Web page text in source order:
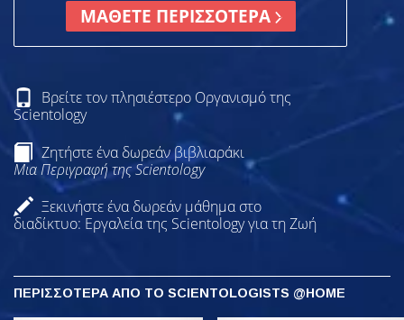
ΜΑΘΕΤΕ ΠΕΡΙΣΣΟΤΕΡΑ
Βρείτε τον πλησιέστερο Οργανισμό της
Scientology
Ζητήστε ένα δωρεάν βιβλιαράκι
Μια Περιγραφή της Scientology
Ξεκινήστε ένα δωρεάν μάθημα στο
διαδίκτυο: Εργαλεία της Scientology για τη Ζωή
ΠΕΡΙΣΣΟΤΕΡΑ ΑΠΟ ΤΟ SCIENTOLOGISTS @HOME